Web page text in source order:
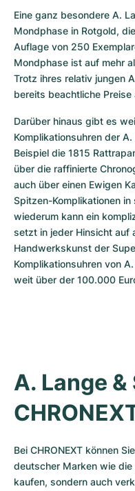
Eine ganz besondere A.
Mondphase in Rotgold,
Auflage von 250
Mondphase ist auf mehr
Trotz ihres relativ jungen
bereits beachtliche
Darüber hinaus gibt es
Komplikationsuhren der
Beispiel die 1815
über die raffinierte
auch über einen Ewigen
Spitzen-Komplikationen in
wiederum kann ein
setzt in jeder Hinsicht auf
Handwerkskunst der
Komplikationsuhren von
weit über der 100.000
A. Lange &
Bei CHRONEXT können
deutscher Marken wie die
kaufen, sondern auch